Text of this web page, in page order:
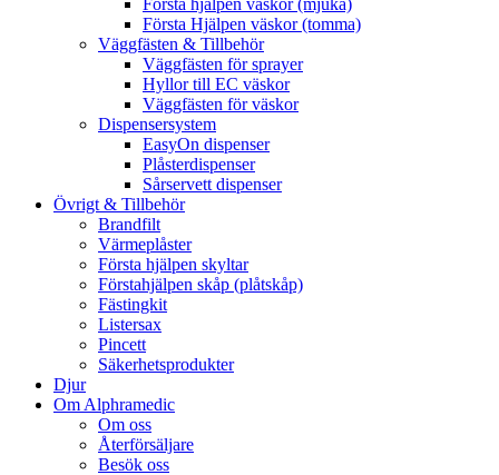
Första hjälpen väskor (mjuka)
Första Hjälpen väskor (tomma)
Väggfästen & Tillbehör
Väggfästen för sprayer
Hyllor till EC väskor
Väggfästen för väskor
Dispensersystem
EasyOn dispenser
Plåsterdispenser
Sårservett dispenser
Övrigt & Tillbehör
Brandfilt
Värmeplåster
Första hjälpen skyltar
Förstahjälpen skåp (plåtskåp)
Fästingkit
Listersax
Pincett
Säkerhetsprodukter
Djur
Om Alphramedic
Om oss
Återförsäljare
Besök oss